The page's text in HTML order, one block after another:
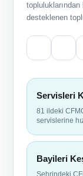
desteklenen
Servisleri
81 ildeki
servislerine
Bayileri